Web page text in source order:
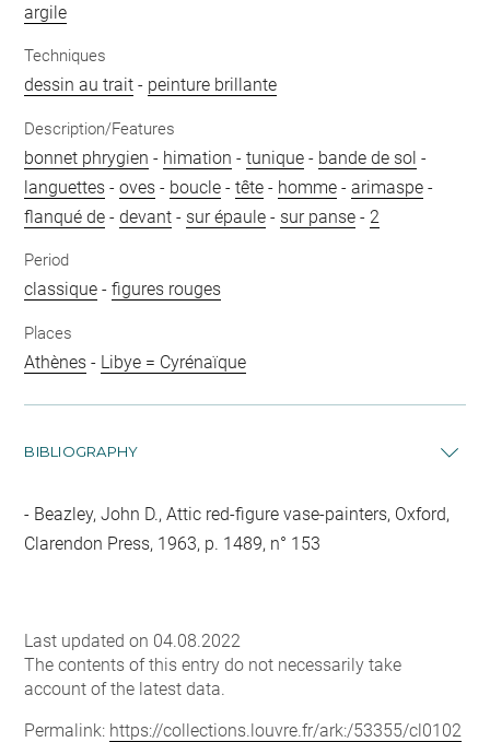
argile
Techniques
dessin au trait - peinture brillante
Description/Features
bonnet phrygien - himation -tunique - bande de sol -
languettes -oves - boucle -tête - homme -arimaspe -
flanqué de -devant - sur épaule - sur panse - 2
Period
classique -figures rouges
Places
Athènes - Libye = Cyrénaïque
BIBLIOGRAPHY
Beazley, John D., Attic red-figure vase-painters, Oxford,
Clarendon Press, 1963, p. 1489, n° 153
Last updated on 04.08.2022
The contents of this entry do not necessarily take
account of the latest data.
Permalink: https://collections.louvre.fr/ark:/53355/cl0102